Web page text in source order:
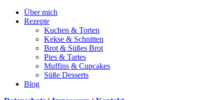
Über mich
Rezepte
Kuchen & Torten
Kekse & Schnitten
Brot & Süßes Brot
Pies & Tartes
Muffins & Cupcakes
Süße Desserts
Blog